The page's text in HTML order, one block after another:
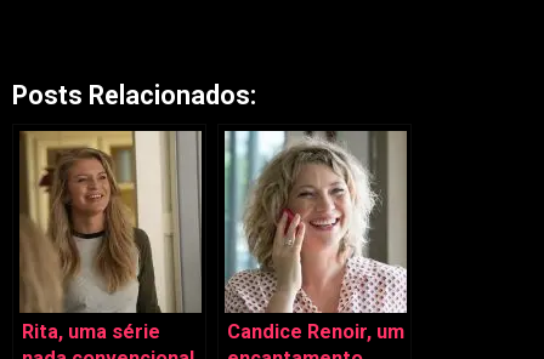
Posts Relacionados:
Rita, uma série
Candice Renoir, um